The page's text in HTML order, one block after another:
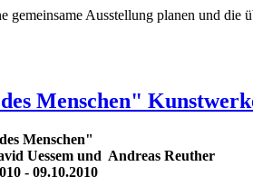
gemeinsame Ausstellung planen und
Menschen"
Menschen"
Uessem und Andreas Reuther
- 09.10.2010